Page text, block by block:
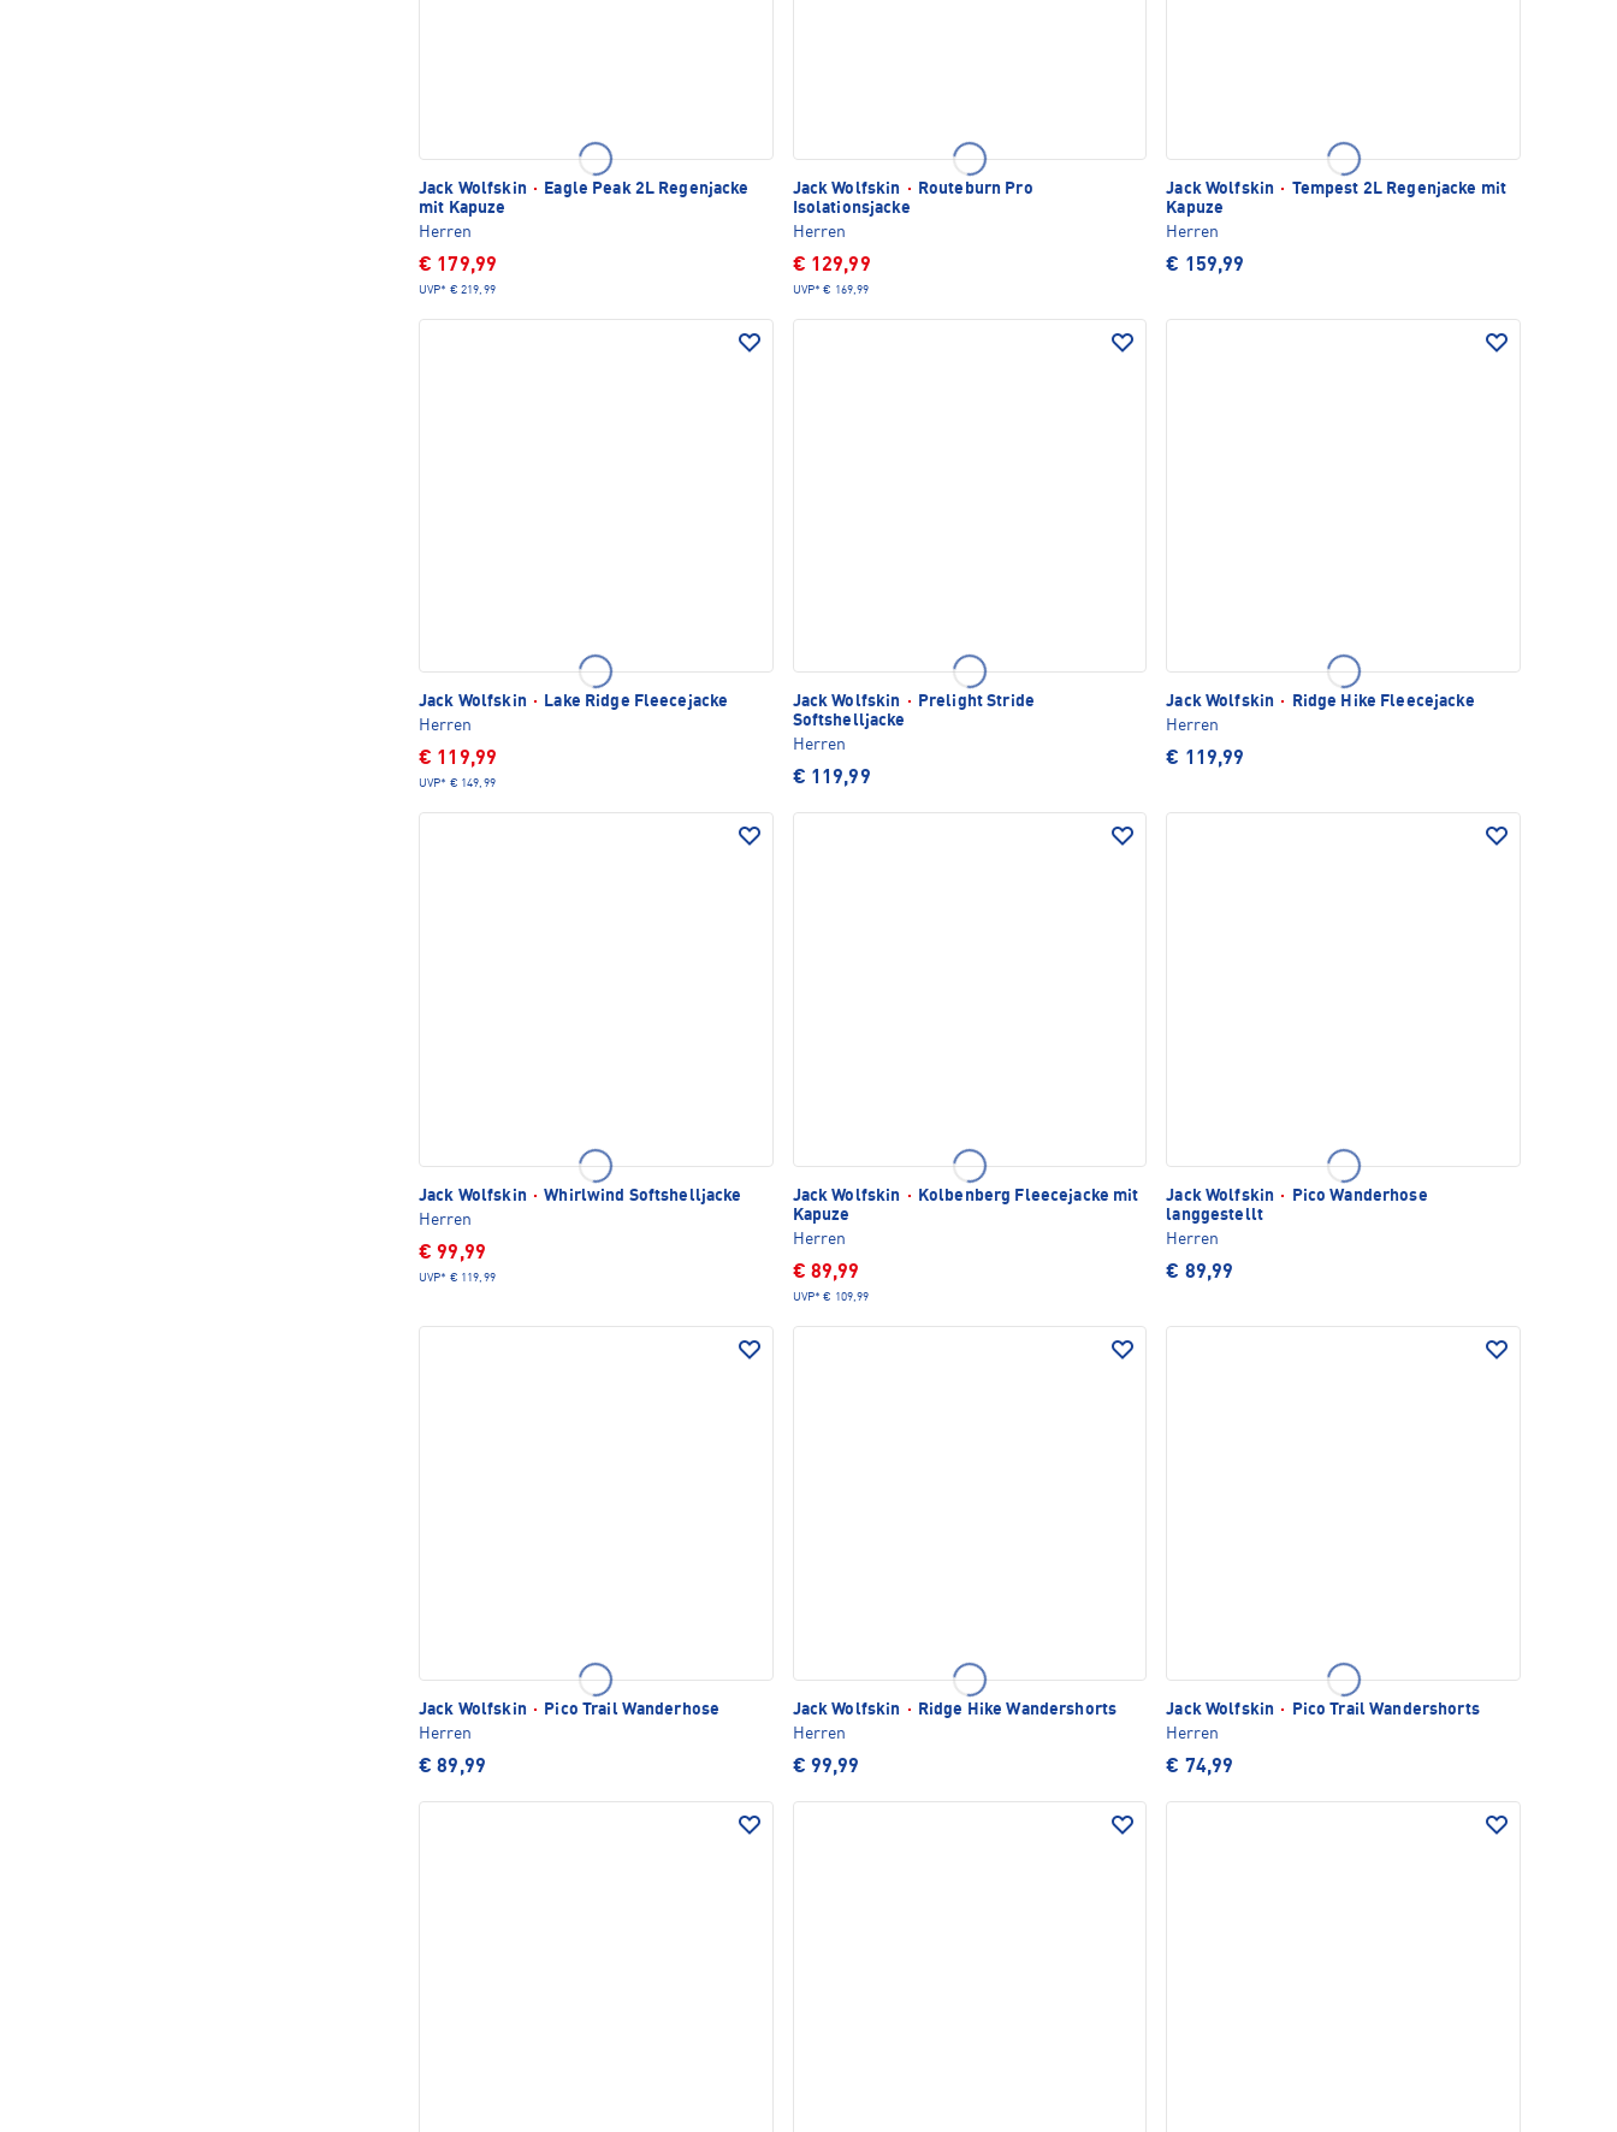
Jack Wolfskin ·
Eagle Peak 2L Regenjacke
mit Kapuze
Herren
€ 179,99
UVP* € 219,99
Jack Wolfskin ·
Routeburn Pro
Isolationsjacke
Herren
€ 129,99
UVP* € 169,99
Jack Wolfskin · Tempest 2L Regenjacke mit
Kapuze
Herren
€ 159,99
Jack Wolfskin ·
Lake Ridge Fleecejacke
Herren
€ 119,99
UVP* € 149,99
Jack Wolfskin ·
Prelight Stride
Softshelljacke
Herren
€ 119,99
Jack Wolfskin ·
Ridge Hike Fleecejacke
Herren
€ 119,99
Jack Wolfskin · Whirlwind Softshelljacke
Herren
€ 99,99
UVP* € 119,99
Jack Wolfskin ·
Kolbenberg Fleecejacke mit
Kapuze
Herren
€ 89,99
UVP* € 109,99
Jack Wolfskin ·
Pico Wanderhose
langgestellt
Herren
€ 89,99
Jack Wolfskin ·
Pico Trail Wanderhose
Herren
€ 89,99
Jack Wolfskin ·
Ridge Hike Wandershorts
Herren
€ 99,99
Jack Wolfskin ·
Pico Trail Wandershorts
Herren
€ 74,99